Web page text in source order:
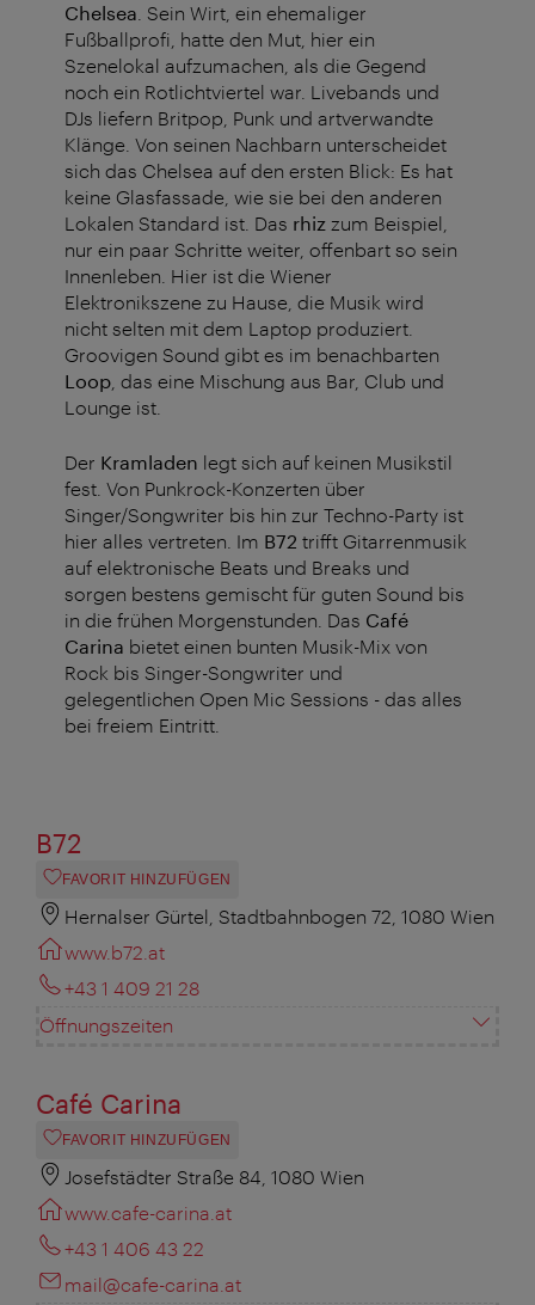
Chelsea . Sein Wirt, ein ehemaliger
Fußballprofi, hatte den Mut, hier ein
Szenelokal aufzumachen, als die Gegend
noch ein Rotlichtviertel war. Livebands und
DJs liefern Britpop, Punk und artverwandte
Klänge. Von seinen Nachbarn unterscheidet
sich das Chelsea auf den ersten Blick: Es hat
keine Glasfassade, wie sie bei den anderen
Lokalen Standard ist. Das rhiz zum Beispiel,
nur ein paar Schritte weiter, offenbart so sein
Innenleben. Hier ist die Wiener
Elektronikszene zu Hause, die Musik wird
nicht selten mit dem Laptop produziert.
Groovigen Sound gibt es im benachbarten
Loop , das eine Mischung aus Bar, Club und
Lounge ist.
Der Kramladen legt sich auf keinen Musikstil
fest. Von Punkrock-Konzerten über
Singer/Songwriter bis hin zur Techno-Party ist
hier alles vertreten. Im B72 trifft Gitarrenmusik
auf elektronische Beats und Breaks und
sorgen bestens gemischt für guten Sound bis
in die frühen Morgenstunden. Das Café
Carina bietet einen bunten Musik-Mix von
Rock bis Singer-Songwriter und
gelegentlichen Open Mic Sessions - das alles
bei freiem Eintritt.
B72
FAVORIT HINZUFÜGEN
Hernalser Gürtel, Stadtbahnbogen 72, 1080 Wien
www.b72.at
+43 1 409 21 28
Öffnungszeiten
Café Carina
FAVORIT HINZUFÜGEN
Josefstädter Straße 84, 1080 Wien
www.cafe-carina.at
+43 1 406 43 22
mail@cafe-carina.at